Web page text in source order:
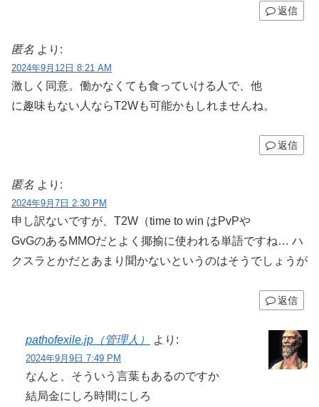
返信
匿名 より:
2024年9月12日 8:21 AM
激しく同意。働かなくても食っていける人で、他
に趣味もない人ならT2Wも可能かもしれませんね。
返信
匿名 より:
2024年9月7日 2:30 PM
申し訳ないですが、T2W（time to win はPvPや
GvGのあるMMOだとよく揶揄に使われる単語ですね… ハ
クスラとかだとあまり聞かないというのはそうでしょうが
返信
pathofexile.jp（管理人） より:
2024年9月9日 7:49 PM
なんと、そういう言葉もあるのですか
結局金にしろ時間にしろ